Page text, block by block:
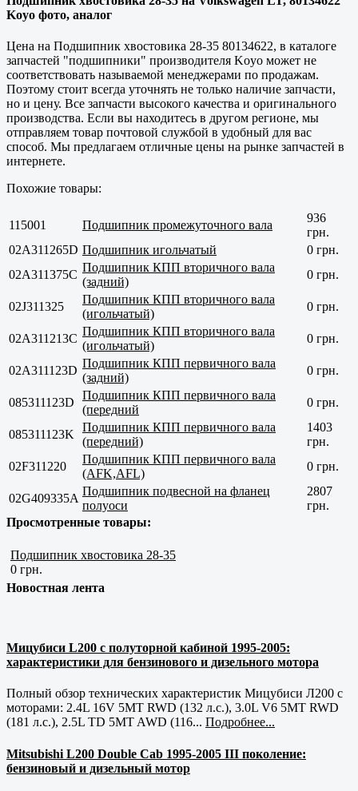
Koyo фото, аналог
Цена на Подшипник хвостовика 28-35 80134622, в каталоге
запчастей "подшипники" производителя Koyo может не
соответствовать называемой менеджерами по продажам.
Поэтому стоит всегда уточнять не только наличие запчасти,
но и цену. Все запчасти высокого качества и оригинального
производства. Если вы находитесь в другом регионе, мы
отправляем товар почтовой службой в удобный для вас
способ. Мы предлагаем отличные цены на рынке запчастей в
интернете.
Похожие товары:
115001 Подшипник промежуточного вала
936
грн.
02A311265D Подшипник игольчатый
0 грн.
02A311375C
Подшипник КПП вторичного вала
(задний)
0 грн.
02J311325
Подшипник КПП вторичного вала
(игольчатый)
0 грн.
02A311213C
Подшипник КПП вторичного вала
(игольчатый)
0 грн.
02A311123D
Подшипник КПП первичного вала
(задний)
0 грн.
085311123D
Подшипник КПП первичного вала
(передний
0 грн.
085311123K
Подшипник КПП первичного вала
(передний)
1403
грн.
02F311220
Подшипник КПП первичного вала
(AFK,AFL)
0 грн.
02G409335A
Подшипник подвесной на фланец
полуоси
2807
грн.
Просмотренные товары:
Подшипник хвостовика 28-35
0 грн.
Новостная лента
Мицубиси L200 с полуторной кабиной 1995-2005:
характеристики для бензинового и дизельного мотора
Полный обзор технических характеристик Мицубиси Л200 с
моторами: 2.4L 16V 5MT RWD (132 л.с.), 3.0L V6 5MT RWD
(181 л.с.), 2.5L TD 5MT AWD (116... Подробнее...
Mitsubishi L200 Double Cab 1995-2005 III поколение:
бензиновый и дизельный мотор